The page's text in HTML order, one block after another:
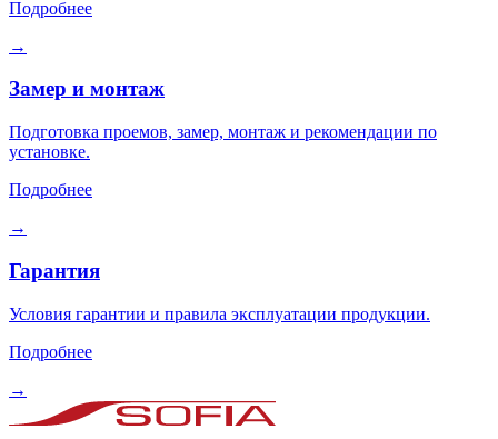
Подробнее
→
Замер и монтаж
Подготовка проемов, замер, монтаж и рекомендации по
установке.
Подробнее
→
Гарантия
Условия гарантии и правила эксплуатации продукции.
Подробнее
→